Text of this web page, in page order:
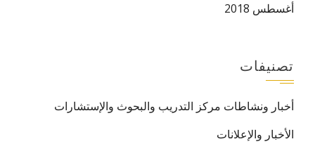
أغسطس 2018
تصنيفات
أخبار ونشاطات مركز التدريب والبحوث والإستشارات
الأخبار والإعلانات